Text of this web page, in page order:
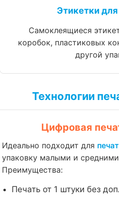
Этикетки
Самоклеящиеся
коробок, пластиковых
другой
Технологии
Цифровая
Идеально подходит для
упаковку малыми и
Преимущества:
Печать от 1 штуки без